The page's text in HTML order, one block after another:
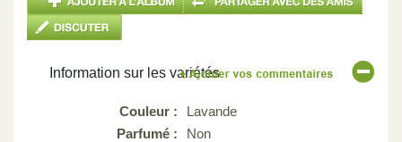
Information sur les variétés
Couleur :
Lavande
Parfumé :
Non